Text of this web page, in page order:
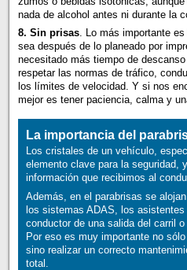
nada de alcohol antes ni durante la
8. Sin prisas. Lo más importante
sea después de lo planeado por
necesitado más tiempo de
respetar las normas de tráfico,
los límites de velocidad. Y si nos
mejor es tener paciencia, calma y
La importancia del
Los cristales de un vehículo,
elemento clave para la seguridad,
información que recibimos al
Además, en el parabrisas se
los sistemas ADAS, los asistentes
conductor de una salida del carril
Por eso es muy importante no
sino realizar un correcto
total.